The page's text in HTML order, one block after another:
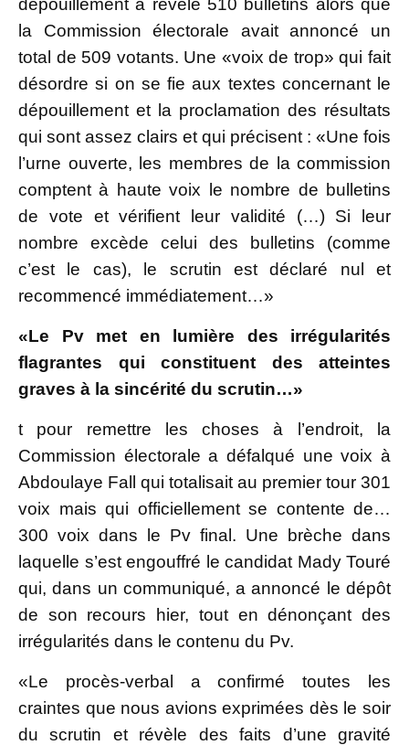
dépouillement a révélé 510 bulletins alors que
la Commission électorale avait annoncé un
total de 509 votants. Une «voix de trop» qui fait
désordre si on se fie aux textes concernant le
dépouillement et la proclamation des résultats
qui sont assez clairs et qui précisent : «Une fois
l’urne ouverte, les membres de la commission
comptent à haute voix le nombre de bulletins
de vote et vérifient leur validité (…) Si leur
nombre excède celui des bulletins (comme
c’est le cas), le scrutin est déclaré nul et
recommencé immédiatement…»
«Le Pv met en lumière des irrégularités
flagrantes qui constituent des atteintes
graves à la sincérité du scrutin…»
t pour remettre les choses à l’endroit, la
Commission électorale a défalqué une voix à
Abdoulaye Fall qui totalisait au premier tour 301
voix mais qui officiellement se contente de…
300 voix dans le Pv final. Une brèche dans
laquelle s’est engouffré le candidat Mady Touré
qui, dans un communiqué, a annoncé le dépôt
de son recours hier, tout en dénonçant des
irrégularités dans le contenu du Pv.
«Le procès-verbal a confirmé toutes les
craintes que nous avions exprimées dès le soir
du scrutin et révèle des faits d’une gravité